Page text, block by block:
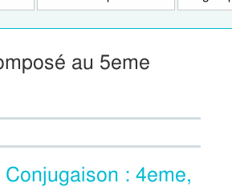
au 5eme
: 4eme,